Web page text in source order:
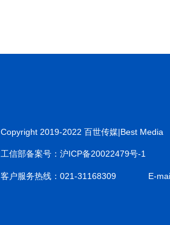
Copyright 2019-2022 百世传媒|Best Media
工信部备案号：沪ICP备20022479号-1
客户服务热线：021-31168309
E-